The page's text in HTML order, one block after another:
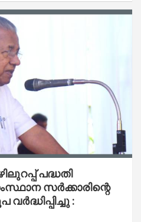
പദ്ധതി
സർക്കാരിന്റെ
: